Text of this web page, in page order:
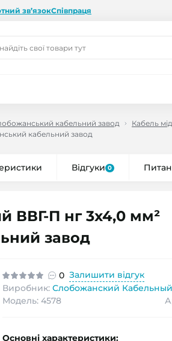
зв’язокСпівпраця
кабельний завод
Кабель
кабельний завод
Відгуки 0
ВВГ-П нг 3x4,0 мм²
завод
0 Залишити відгук
Виробник: Слобожанский
Модель: 4578
Основні характеристики: